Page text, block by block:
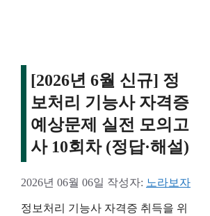
[2026년 6월 신규] 정
보처리 기능사 자격증
예상문제 실전 모의고
사 10회차 (정답·해설)
2026년 06월 06일 작성자: 노라보자
정보처리 기능사 자격증 취득을 위